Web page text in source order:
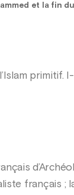
et la fin
primitif. I-
français ;